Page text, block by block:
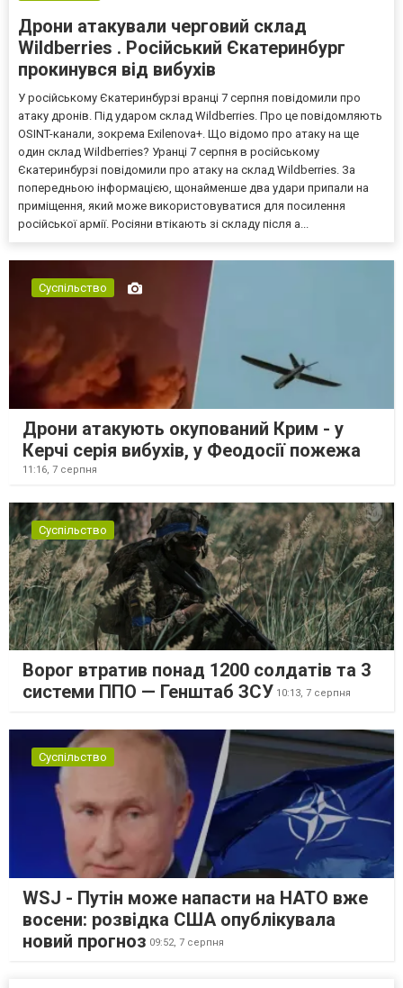
Дрони атакували черговий склад
Wildberries . Російський Єкатеринбург
прокинувся від вибухів
У російському Єкатеринбурзі вранці 7 серпня повідомили про
атаку дронів. Під ударом склад Wildberries. Про це повідомляють
OSINT-канали, зокрема Exilenova+. Що відомо про атаку на ще
один склад Wildberries? Уранці 7 серпня в російському
Єкатеринбурзі повідомили про атаку на склад Wildberries. За
попередньою інформацією, щонайменше два удари припали на
приміщення, який може використовуватися для посилення
російської армії. Росіяни втікають зі складу після а...
Суспільство
Дрони атакують окупований Крим - у
Керчі серія вибухів, у Феодосії пожежа
11:16, 7 серпня
Суспільство
Ворог втратив понад 1200 солдатів та 3
системи ППО — Генштаб ЗСУ 10:13, 7 серпня
Суспільство
WSJ - Путін може напасти на НАТО вже
восени: розвідка США опублікувала
новий прогноз 09:52, 7 серпня